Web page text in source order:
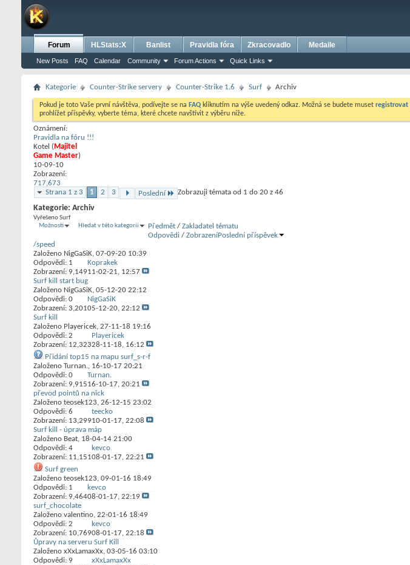
Forum
New Posts FAQ Calendar Community Forum Actions Quick Links
HLStats:X Banlist Pravidla fóra Zkracovadlo Medaile
Kategorie Counter-Strike servery Counter-Strike 1.6 Surf Archiv
Pokud je toto Vaše první návštěva, podívejte se na FAQ kliknutím na výše uvedený odkaz. Možná se budete muset registrovat
prohlížet příspěvky, vyberte téma, které chcete navštívit z výběru níže.
Oznámení:
Pravidla na fóru !!!
Kotel ‎( Majitel
Game Master)
10-09-10
Zobrazení:
717,673
Strana 1 z 3
1 2 3 Poslední Zobrazuji témata od 1 do 20 z 46
Kategorie: Archiv
Vyřešeno Surf
Možnosti
Hledat v této kategorii Předmět / Zakladatel tématu
Odpovědi / ZobrazeníPoslední příspěvek
/speed
Založeno NigGaSiK‎, 07-09-20 10:39
Odpovědi: 1
Zobrazení: 9,149
Koprakek
11-02-21, 12:57
Surf kill start bug
Založeno NigGaSiK‎, 05-12-20 22:12
Odpovědi: 0
Zobrazení: 3,201
NigGaSiK
05-12-20, 22:12
Surf kill
Založeno Playericek‎, 27-11-18 19:16
Odpovědi: 2
Zobrazení: 12,323
Playericek
28-11-18, 16:12
Přidání top15 na mapu surf_s-r-f
Založeno Turnan.‎, 16-10-17 20:21
Odpovědi: 0
Zobrazení: 9,915
Turnan.
16-10-17, 20:21
převod pointů na nick
Založeno teosek123‎, 26-12-15 23:02
Odpovědi: 6
Zobrazení: 13,299
teecko
10-01-17, 22:08
Surf kill - úprava máp
Založeno Beat‎, 18-04-14 21:00
Odpovědi: 4
Zobrazení: 11,151
kevco
08-01-17, 22:21
Surf green
Založeno teosek123‎, 09-01-16 18:49
Odpovědi: 1
Zobrazení: 9,464
kevco
08-01-17, 22:19
surf_chocolate
Založeno valentino‎, 22-01-16 18:49
Odpovědi: 2
Zobrazení: 10,769
kevco
08-01-17, 22:18
Ůpravy na serveru Surf Kill
Založeno xXxLamaxXx‎, 03-05-16 03:10
Odpovědi: 9
xXxLamaxXx